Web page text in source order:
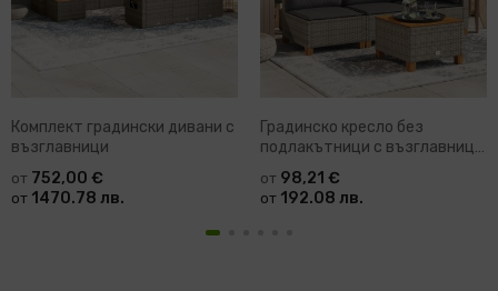
Комплект градински дивани с
възглавници
от 752,00 €
от 1470.78 лв.
Градинско кресло без
подлакътници с възглавници
сив полиратан
от 98,21 €
от 192.08 лв.